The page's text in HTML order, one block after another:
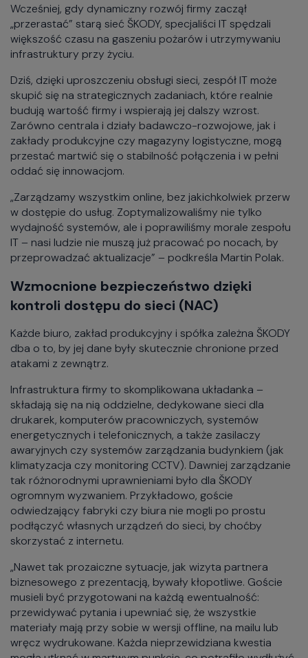
Wcześniej, gdy dynamiczny rozwój firmy zaczął
„przerastać” starą sieć ŠKODY, specjaliści IT spędzali
większość czasu na gaszeniu pożarów i utrzymywaniu
infrastruktury przy życiu.
Dziś, dzięki uproszczeniu obsługi sieci, zespół IT może
skupić się na strategicznych zadaniach, które realnie
budują wartość firmy i wspierają jej dalszy wzrost.
Zarówno centrala i działy badawczo-rozwojowe, jak i
zakłady produkcyjne czy magazyny logistyczne, mogą
przestać martwić się o stabilność połączenia i w pełni
oddać się innowacjom.
„Zarządzamy wszystkim online, bez jakichkolwiek przerw
w dostępie do usług. Zoptymalizowaliśmy nie tylko
wydajność systemów, ale i poprawiliśmy morale zespołu
IT – nasi ludzie nie muszą już pracować po nocach, by
przeprowadzać aktualizacje” – podkreśla Martin Polak.
Wzmocnione bezpieczeństwo dzięki
kontroli dostępu do sieci (NAC)
Każde biuro, zakład produkcyjny i spółka zależna ŠKODY
dba o to, by jej dane były skutecznie chronione przed
atakami z zewnątrz.
Infrastruktura firmy to skomplikowana układanka –
składają się na nią oddzielne, dedykowane sieci dla
drukarek, komputerów pracowniczych, systemów
energetycznych i telefonicznych, a także zasilaczy
awaryjnych czy systemów zarządzania budynkiem (jak
klimatyzacja czy monitoring CCTV). Dawniej zarządzanie
tak różnorodnymi uprawnieniami było dla ŠKODY
ogromnym wyzwaniem. Przykładowo, goście
odwiedzający fabryki czy biura nie mogli po prostu
podłączyć własnych urządzeń do sieci, by choćby
skorzystać z internetu.
„Nawet tak prozaiczne sytuacje, jak wizyta partnera
biznesowego z prezentacją, bywały kłopotliwe. Goście
musieli być przygotowani na każdą ewentualność:
przewidywać pytania i upewniać się, że wszystkie
materiały mają przy sobie w wersji offline, na mailu lub
wręcz wydrukowane. Każda nieprzewidziana kwestia